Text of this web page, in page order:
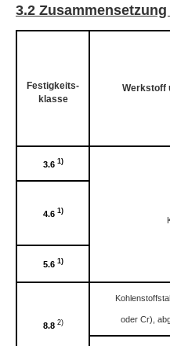
3.2
Festigkeits-
klasse
Werkstoff
3.6 1)
4.6 1)
5.6 1)
8.8 2) oder Cr),